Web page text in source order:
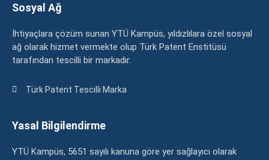
Sosyal Ağ
İhtiyaçlara çözüm sunan YTÜ Kampüs, yıldızlılara özel sosyal
ağ olarak hizmet vermekte olup Türk Patent Enstitüsü
tarafından tescilli bir markadır.
Türk Patent Tescilli Marka
Yasal Bilgilendirme
YTÜ Kampüs, 5651 sayılı kanuna göre yer sağlayıcı olarak